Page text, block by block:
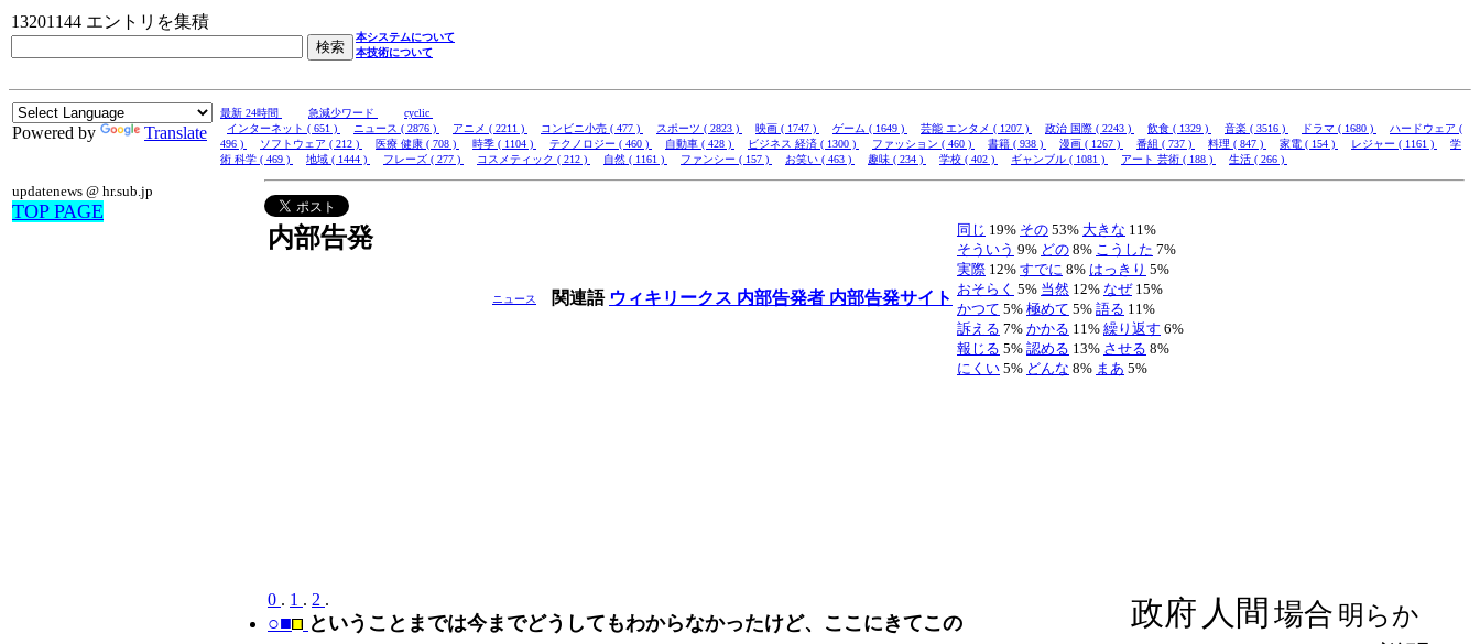
13201144 エントリを集積
本システムについて
本技術について
Powered by Translate
updatenews @ hr.sub.jp
TOP PAGE
最新 24時間 急減少ワード
cyclic
インターネット ( 651 )
ニュース ( 2876 ) アニメ ( 2211 ) コンビニ小売 ( 477 ) スポーツ ( 2823 ) 映画 ( 1747 ) ゲーム ( 1649 ) 芸能 エンタメ ( 1207 ) 政治 国際 ( 2243 ) 飲食 ( 1329 ) 音楽 ( 3516 ) ドラマ ( 1680 )
ハードウェア (
496 )
ソフトウェア ( 212 ) 医療 健康 ( 708 ) 時季 ( 1104 ) テクノロジー ( 460 ) 自動車 ( 428 ) ビジネス 経済 ( 1300 ) ファッション ( 460 ) 書籍 ( 938 ) 漫画 ( 1267 ) 番組 ( 737 ) 料理 ( 847 ) 家電 ( 154 ) レジャー ( 1161 )
学
術 科学 ( 469 )
地域 ( 1444 ) フレーズ ( 277 ) コスメティック ( 212 ) 自然 ( 1161 ) ファンシー ( 157 ) お笑い ( 463 ) 趣味 ( 234 ) 学校 ( 402 ) ギャンブル ( 1081 ) アート 芸術 ( 188 ) 生活 ( 266 )
内部告発
ニュース 関連語 ウィキリークス 内部告発者 内部告発サイト
同じ 19% その 53% 大きな 11%
そういう 9% どの 8% こうした 7%
実際 12% すでに 8% はっきり 5%
おそらく 5% 当然 12% なぜ15%
かつて 5% 極めて 5% 語る 11%
訴える 7% かかる 11% 繰り返す 6%
報じる 5% 認める 13% させる 8%
にくい 5% どんな 8% まあ 5%
0 . 1 . 2 .
○■ ということまでは今までどうしてもわからなかったけど、ここにきてこの 政府 人間 場合 明らか